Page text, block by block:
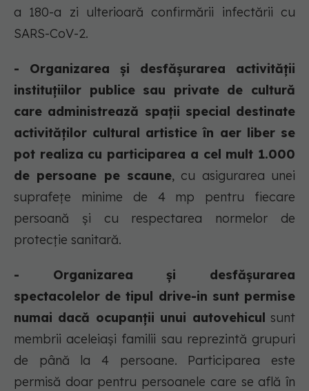
a 180-a zi ulterioară confirmării infectării cu
SARS-CoV-2.
- Organizarea și desfășurarea activității
instituțiilor publice sau private de cultură
care administrează spații special destinate
activităților cultural artistice în aer liber se
pot realiza cu participarea a cel mult 1.000
de persoane pe scaune, cu asigurarea unei
suprafețe minime de 4 mp pentru fiecare
persoană și cu respectarea normelor de
protecție sanitară.
- Organizarea și desfășurarea
spectacolelor de tipul drive-in sunt permise
numai dacă ocupanții unui autovehicul sunt
membrii aceleiași familii sau reprezintă grupuri
de până la 4 persoane. Participarea este
permisă doar pentru persoanele care se află în